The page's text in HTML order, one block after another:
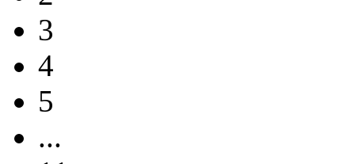
3
4
5
...